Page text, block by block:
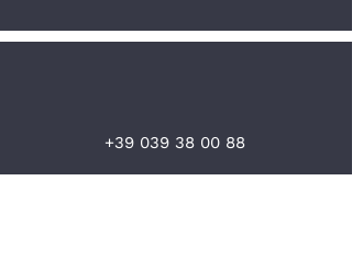
+39 039 38 00 88